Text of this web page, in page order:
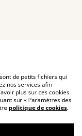
Terms
Policy
de petits fichiers qui
nos services afin
plus sur ces cookies
sur « Paramètres des
politique de cookies.